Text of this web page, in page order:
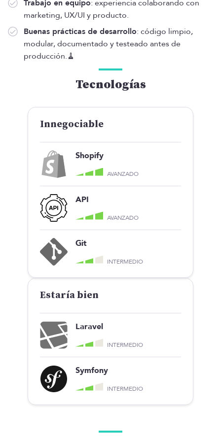
Trabajo en equipo: experiencia colaborando con
marketing, UX/UI y producto.
Buenas prácticas de desarrollo: código limpio,
modular, documentado y testeado antes de
producción.🧹
Tecnologías
Innegociable
Shopify
AVANZADO
API
AVANZADO
Git
INTERMEDIO
Estaría bien
Laravel
INTERMEDIO
Symfony
INTERMEDIO